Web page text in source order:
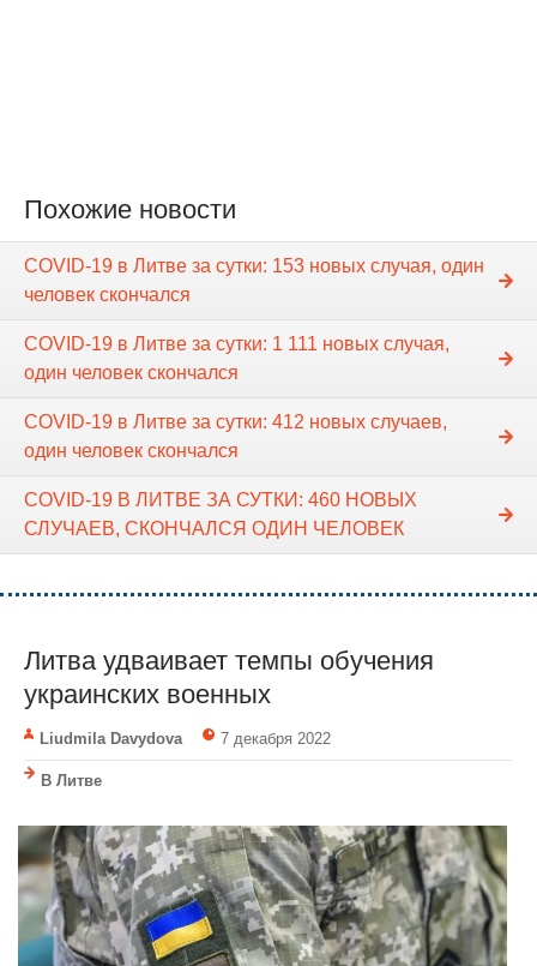
Похожие новости
COVID-19 в Литве за сутки: 153 новых случая, один
человек скончался
COVID-19 в Литве за сутки: 1 111 новых случая,
один человек скончался
COVID-19 в Литве за сутки: 412 новых случаев,
один человек скончался
COVID-19 В ЛИТВЕ ЗА СУТКИ: 460 НОВЫХ
СЛУЧАЕВ, СКОНЧАЛСЯ ОДИН ЧЕЛОВЕК
Литва удваивает темпы обучения
украинских военных
Liudmila Davydova 7 декабря 2022
В Литве